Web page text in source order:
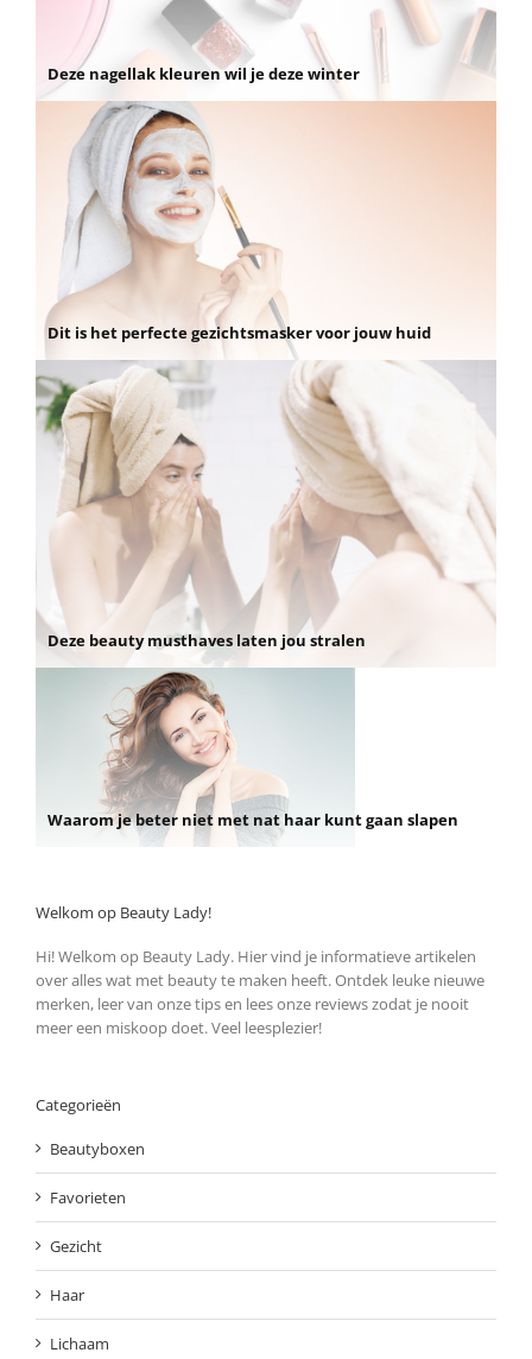
Deze nagellak kleuren wil je deze winter
Dit is het perfecte gezichtsmasker voor jouw huid
Deze beauty musthaves laten jou stralen
Waarom je beter niet met nat haar kunt gaan slapen
Welkom op Beauty Lady!
Hi! Welkom op Beauty Lady. Hier vind je informatieve artikelen
over alles wat met beauty te maken heeft. Ontdek leuke nieuwe
merken, leer van onze tips en lees onze reviews zodat je nooit
meer een miskoop doet. Veel leesplezier!
Categorieën
Beautyboxen
Favorieten
Gezicht
Haar
Lichaam